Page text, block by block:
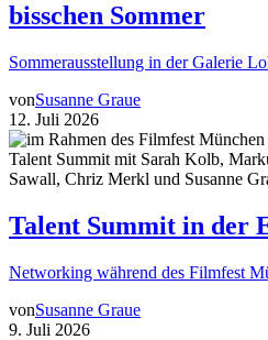
bisschen Sommer
Sommerausstellung in der Galerie
vonSusanne Graue
12. Juli 2026
Talent Summit in der
Networking während des Filmfest
vonSusanne Graue
9. Juli 2026